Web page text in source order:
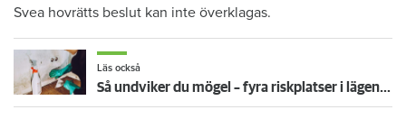
Svea hovrätts beslut kan inte överklagas.
Läs också
Så undviker du mögel – fyra riskplatser i lägenheten: ”Måste städa bort”